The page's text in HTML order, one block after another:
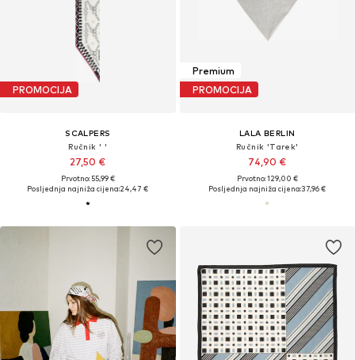
PROMOCIJA
SCALPERS
Ručnik ' '
27,50 €
Prvotno: 55,99 €
Posljednja najniža cijena:24,47 €
Premium
PROMOCIJA
LALA BERLIN
Ručnik 'Tarek'
74,90 €
Prvotno: 129,00 €
Posljednja najniža cijena:37,96 €